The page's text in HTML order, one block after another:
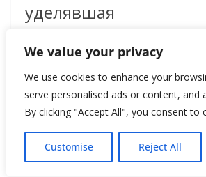
We value your privacy
We use cookies to enhance your
serve personalised ads or content, and
By clicking "Accept All", you consent to
Customise Reject All
уделявшая
Read more